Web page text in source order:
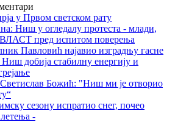
у Првом светском рату
Ниш у огледалу протеста - млади,
пред испитом поверења
Павловић најавио изградњу гасне
Ниш добија стабилну енергију и
Божић: "Ниш ми је отворио
сезону испратио снег, почео
-